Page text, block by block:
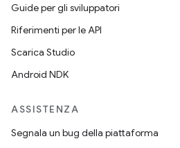
Guide per gli sviluppatori
Riferimenti per le API
Scarica Studio
Android NDK
ASSISTENZA
Segnala un bug della piattaforma